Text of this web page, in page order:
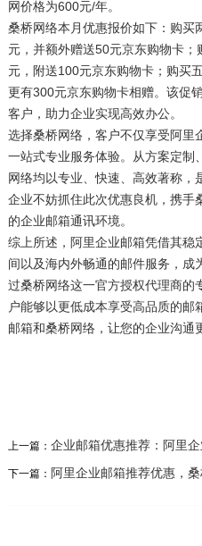
网价格为600元/年。
桑桥网络本月优惠报价如下：购买
元，并额外赠送50元京东购物卡
元，附送100元京东购物卡；购买
更有300元京东购物卡相赠。该促
客户，助力企业实现高效办公。
选择桑桥网络，客户不仅享受阿里
一站式专业服务体验。从方案定制
网络均以专业、快速、高效著称，
企业不妨抓住此次优惠良机，携手
的企业邮箱通讯环境。
综上所述，阿里企业邮箱凭借其稳
间以及海内外畅通的邮件服务，成
过桑桥网络这一官方授权代理商的
户能够以更低成本享受高品质的
邮箱和桑桥网络，让您的企业沟通
上一篇： 企业邮箱优惠推荐：阿里
下一篇： 阿里企业邮箱推荐优惠，